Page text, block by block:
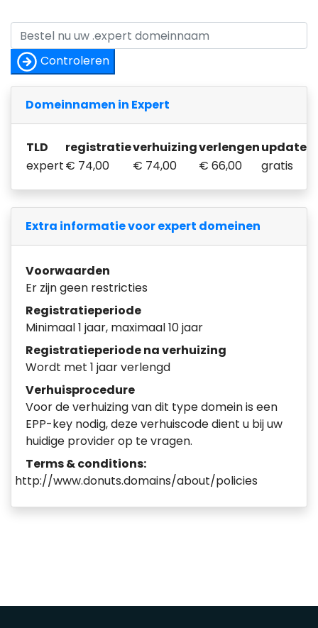
Controleren
Domeinnamen in Expert
TLD registratieverhuizingverlengenupdate
expert€ 74,00 € 74,00 € 66,00 gratis
Extra informatie voor expert domeinen
Voorwaarden
Er zijn geen restricties
Registratieperiode
Minimaal 1 jaar, maximaal 10 jaar
Registratieperiode na verhuizing
Wordt met 1 jaar verlengd
Verhuisprocedure
Voor de verhuizing van dit type domein is een
EPP-key nodig, deze verhuiscode dient u bij uw
huidige provider op te vragen.
Terms & conditions:
http://www.donuts.domains/about/policies